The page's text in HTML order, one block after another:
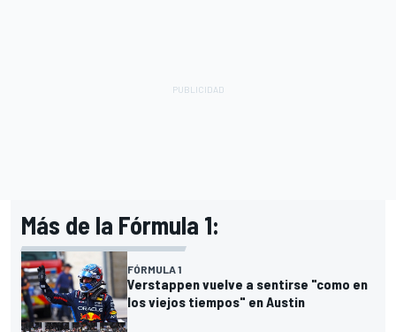
Más de la Fórmula 1:
FÓRMULA 1
Verstappen vuelve a sentirse "como en
los viejos tiempos" en Austin